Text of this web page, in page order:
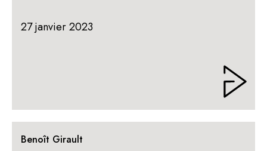
27 janvier 2023
Benoît Girault